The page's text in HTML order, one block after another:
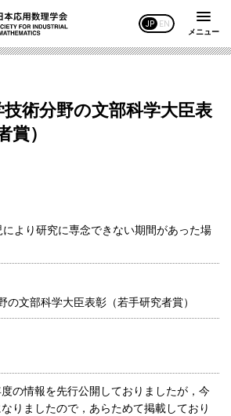
JP EN
メニュー
術分野の文部科学大臣表
）
より研究に専念できない期間があった場
文部科学大臣表彰（若手研究者賞）
の情報を先行公開しておりましたが，今
りましたので，あらためて掲載しており